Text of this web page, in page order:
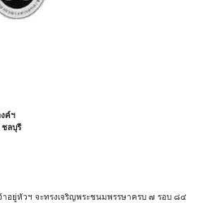
ค์ฯ
ลบุรี
ยู่หัวฯ จะทรงเจริญพระชนมพรรษาครบ ๗ รอบ ๘๔